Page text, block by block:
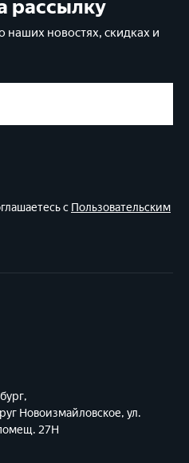
рассылку
новостях, скидках и
с Пользовательским
Новоизмайловское, ул.
27Н